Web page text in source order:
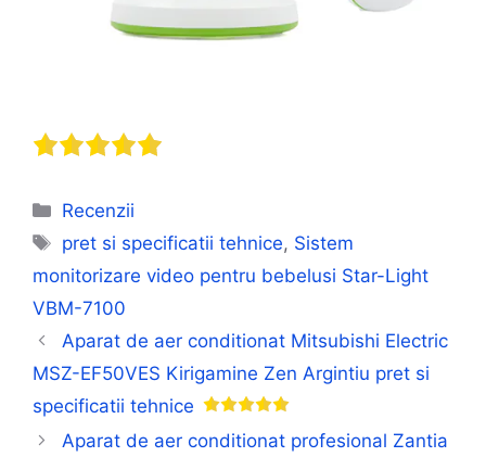
Categorii
Recenzii
Etichete
pret si specificatii tehnice, Sistem
monitorizare video pentru bebelusi Star-Light
VBM-7100
Aparat de aer conditionat Mitsubishi Electric
MSZ-EF50VES Kirigamine Zen Argintiu pret si
specificatii tehnice
Aparat de aer conditionat profesional Zantia